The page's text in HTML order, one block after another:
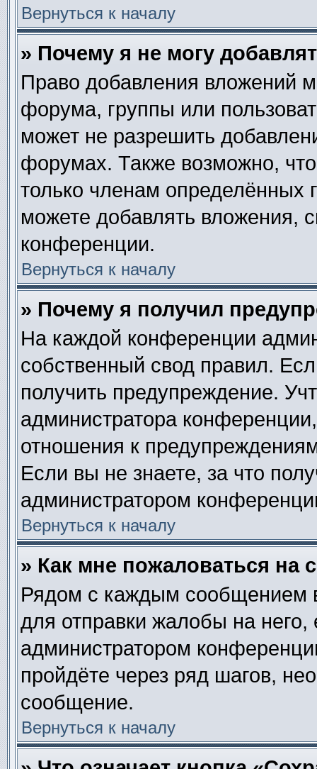
Вернуться к началу
» Почему я не могу
Право добавления вложений
форума, группы или
может не разрешить
форумах. Также возможно,
только членам определённых
можете добавлять вложения,
конференции.
Вернуться к началу
» Почему я получил
На каждой конференции
собственный свод правил.
получить предупреждение.
администратора
отношения к
Если вы не знаете, за что
администратором
Вернуться к началу
» Как мне пожаловаться на
Рядом с каждым сообщением
для отправки жалобы на него,
администратором
пройдёте через ряд шагов,
сообщение.
Вернуться к началу